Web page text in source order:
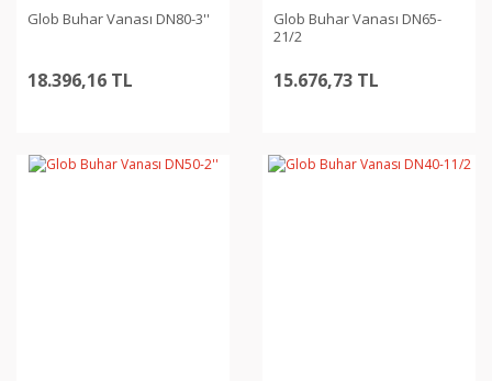
Glob Buhar Vanası DN80-3''
18.396,16 TL
Glob Buhar Vanası DN65-
21/2
15.676,73 TL